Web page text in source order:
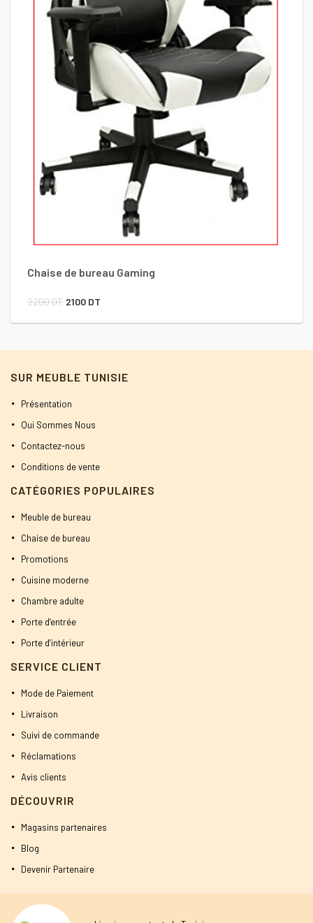
Chaise de bureau Gaming
2200DT Le
prix
2200 DT.
2100 DT
prix
2100 DT.
SUR MEUBLE TUNISIE
Présentation
Qui Sommes Nous
Contactez-nous
Conditions de vente
CATÉGORIES POPULAIRES
Meuble de bureau
Chaise de bureau
Promotions
Cuisine moderne
Chambre adulte
Porte d’entrée
Porte d’intérieur
SERVICE CLIENT
Mode de Paiement
Livraison
Suivi de commande
Réclamations
Avis clients
DÉCOUVRIR
Magasins partenaires
Blog
Devenir Partenaire